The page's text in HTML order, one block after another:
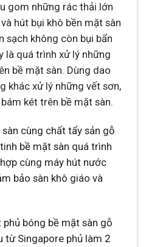
gom những rác thải lớn
hút bụi khô bền mặt sàn
sạch không còn bụi bẩn
là quá trình xử lý những
bề mặt sàn. Dùng dao
khác xử lý những vết sơn,
két trên bề mặt sàn.
cùng chất tẩy sản gỗ
bề mặt sàn quá trình
cùng máy hút nước
bảo sàn khô giáo và
phủ bóng bề mặt sàn gỗ
từ Singapore phủ làm 2